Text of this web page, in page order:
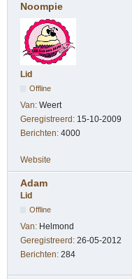
Noompie
Lid
Offline
Van: Weert
Geregistreerd: 15-10-2009
Berichten: 4000
Website
Adam
Lid
Offline
Van: Helmond
Geregistreerd: 26-05-2012
Berichten: 284